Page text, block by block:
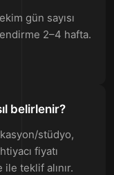
gün sayısı
2–4 hafta.
belirlenir?
stüdyo,
fiyatı
teklif alınır.